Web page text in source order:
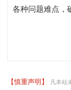
各种问题难点，
【慎重声明】
凡本站